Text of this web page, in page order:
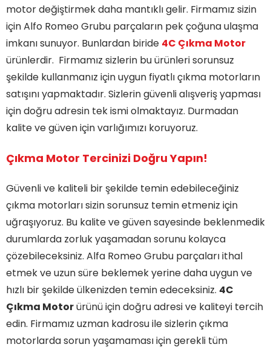
motor değiştirmek daha mantıklı gelir. Firmamız sizin
için Alfo Romeo Grubu parçaların pek çoğuna ulaşma
imkanı sunuyor. Bunlardan biride 4C Çıkma Motor
ürünlerdir. Firmamız sizlerin bu ürünleri sorunsuz
şekilde kullanmanız için uygun fiyatlı çıkma motorların
satışını yapmaktadır. Sizlerin güvenli alışveriş yapması
için doğru adresin tek ismi olmaktayız. Durmadan
kalite ve güven için varlığımızı koruyoruz.
Çıkma Motor Tercinizi Doğru Yapın!
Güvenli ve kaliteli bir şekilde temin edebileceğiniz
çıkma motorları sizin sorunsuz temin etmeniz için
uğraşıyoruz. Bu kalite ve güven sayesinde beklenmedik
durumlarda zorluk yaşamadan sorunu kolayca
çözebileceksiniz. Alfa Romeo Grubu parçaları ithal
etmek ve uzun süre beklemek yerine daha uygun ve
hızlı bir şekilde ülkenizden temin edeceksiniz. 4C
Çıkma Motorürünü için doğru adresi ve kaliteyi tercih
edin. Firmamız uzman kadrosu ile sizlerin çıkma
motorlarda sorun yaşamaması için gerekli tüm